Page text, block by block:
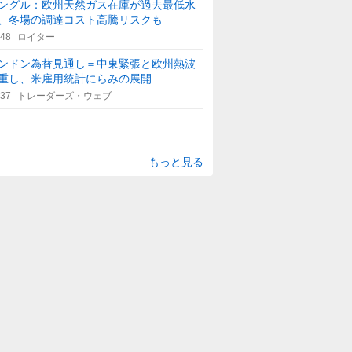
グル：欧州天然ガス在庫が過去最低水
冬場の調達コスト高騰リスクも
ロイター
ドン為替見通し＝中東緊張と欧州熱波
し、米雇用統計にらみの展開
トレーダーズ・ウェブ
もっと見る